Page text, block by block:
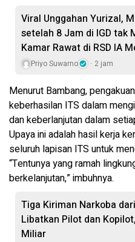
Viral Unggahan Yurizal,
setelah 8 Jam di IGD tak
Kamar Rawat di RSD IA
Priyo Suwarno 2 jam
Menurut Bambang,
keberhasilan ITS dalam
dan keberlanjutan dalam
Upaya ini adalah hasil kerja
seluruh lapisan ITS untuk
“Tentunya yang ramah
berkelanjutan,” imbuhnya.
Tiga Kiriman Narkoba
Libatkan Pilot dan
Miliar